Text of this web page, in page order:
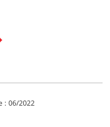
: 06/2022